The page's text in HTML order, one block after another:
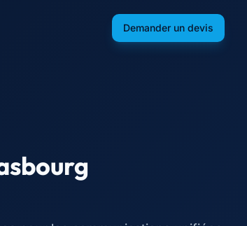
Demander un devis